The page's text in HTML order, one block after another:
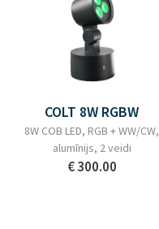
COLT 8W RGBW
8W COB LED, RGB + WW/CW,
alumīnijs, 2 veidi
€ 300.00